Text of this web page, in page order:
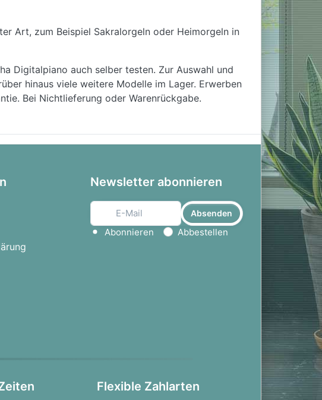
Art, zum Beispiel Sakralorgeln oder Heimorgeln in
Digitalpiano auch selber testen. Zur Auswahl und
hinaus viele weitere Modelle im Lager. Erwerben
Bei Nichtlieferung oder Warenrückgabe.
Newsletter abonnieren
Absenden
Aktion wählen
Abonnieren Abbestellen
Flexible Zahlarten